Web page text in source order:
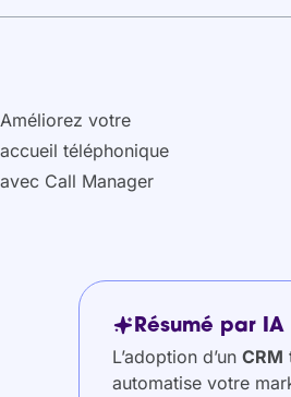
Améliorez votre
accueil téléphonique
avec Call Manager
Résumé par IA
L’adoption d’un CRM
automatise votre